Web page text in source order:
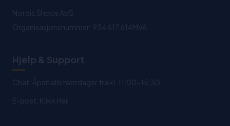
Nordic Shops ApS
Organisasjonsnummer: 934 617 614MVA
Hjelp & Support
Chat: Åpen alle hverdager fra kl. 11:00-15:30.
E-post: Klikk Her